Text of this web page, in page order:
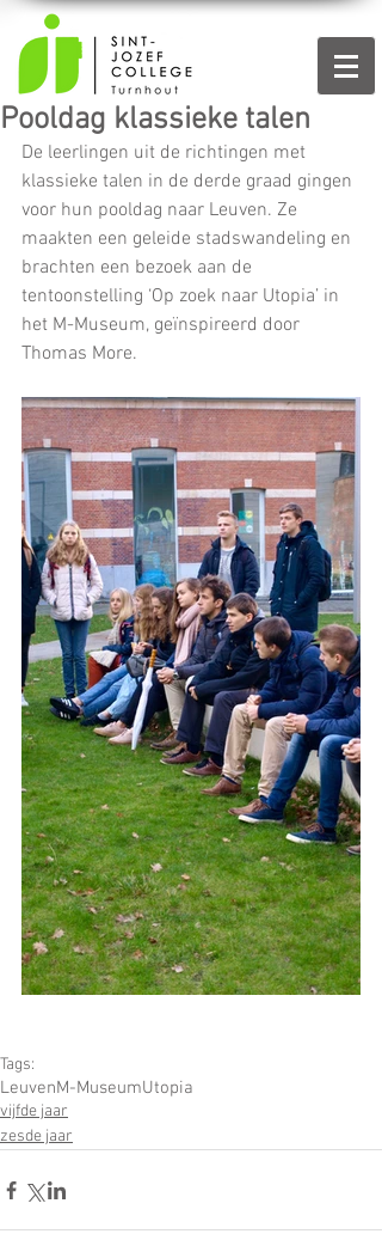
Pooldag klassieke talen
De leerlingen uit de richtingen met
klassieke talen in de derde graad gingen
voor hun pooldag naar Leuven. Ze
maakten een geleide stadswandeling en
brachten een bezoek aan de
tentoonstelling ‘Op zoek naar Utopia’ in
het M-Museum, geïnspireerd door
Thomas More.
Tags:
LeuvenM-MuseumUtopia
vijfde jaar
zesde jaar